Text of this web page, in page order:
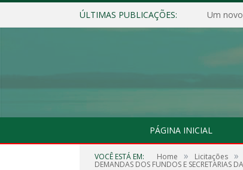
ÚLTIMAS PUBLICAÇÕES: Um
PÁGINA INICIAL
VOCÊ ESTÁ EM: Home » Licitações »
DEMANDAS DOS FUNDOS E SECRETARIAS